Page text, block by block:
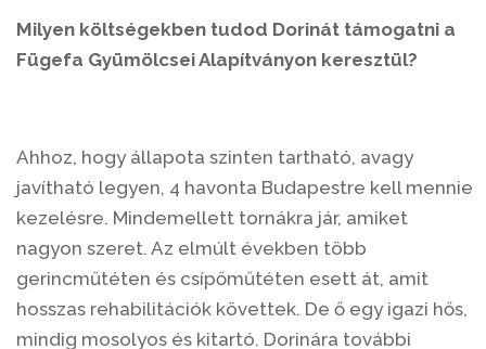
Milyen költségekben tudod Dorinát támogatni a
Fügefa Gyümölcsei Alapítványon keresztül?
Ahhoz, hogy állapota szinten tartható, avagy
javítható legyen, 4 havonta Budapestre kell mennie
kezelésre. Mindemellett tornákra jár, amiket
nagyon szeret. Az elmúlt években több
gerincműtéten és csípőműtéten esett át, amit
hosszas rehabilitációk követtek. De ő egy igazi hős,
mindig mosolyos és kitartó. Dorinára további